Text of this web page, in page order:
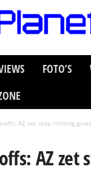
FOTO’S
offs: AZ zet stap richting
AZ